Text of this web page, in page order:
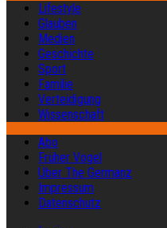
Lifestyle
Glauben
Medien
Geschichte
Sport
Familie
Verteidigung
Wissenschaft
Abo
Früher Vogel
Über The Germanz
Impressum
Datenschutz